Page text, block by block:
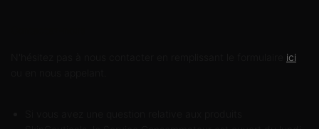
ici